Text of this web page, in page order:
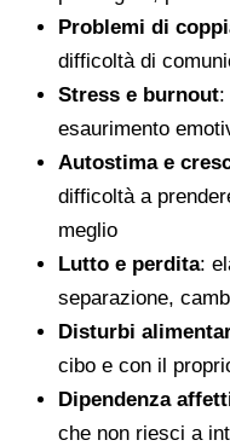
Problemi di
difficoltà di
Stress e burnout:
esaurimento
Autostima e
difficoltà a
meglio
Lutto e perdita:
separazione,
Disturbi
cibo e con il
Dipendenza
che non riesci a